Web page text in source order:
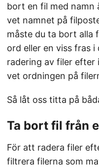
bort en fil med namn
vet namnet på
måste du ta bort alla
ord eller en viss fras i
radering av filer efter
vet ordningen på
Så låt oss titta på
Ta bort fil från
För att radera filer
filtrera filerna som